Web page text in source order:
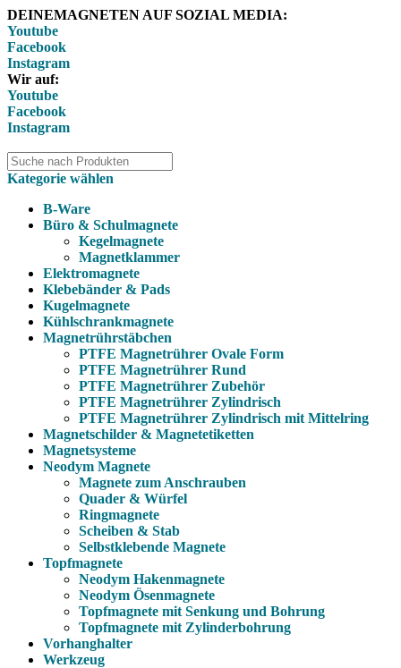
DEINEMAGNETEN AUF SOZIAL MEDIA:
Youtube
Facebook
Instagram
Wir auf:
Youtube
Facebook
Instagram
Kategorie wählen
B-Ware
Büro & Schulmagnete
Kegelmagnete
Magnetklammer
Elektromagnete
Klebebänder & Pads
Kugelmagnete
Kühlschrankmagnete
Magnetrührstäbchen
PTFE Magnetrührer Ovale Form
PTFE Magnetrührer Rund
PTFE Magnetrührer Zubehör
PTFE Magnetrührer Zylindrisch
PTFE Magnetrührer Zylindrisch mit Mittelring
Magnetschilder & Magnetetiketten
Magnetsysteme
Neodym Magnete
Magnete zum Anschrauben
Quader & Würfel
Ringmagnete
Scheiben & Stab
Selbstklebende Magnete
Topfmagnete
Neodym Hakenmagnete
Neodym Ösenmagnete
Topfmagnete mit Senkung und Bohrung
Topfmagnete mit Zylinderbohrung
Vorhanghalter
Werkzeug